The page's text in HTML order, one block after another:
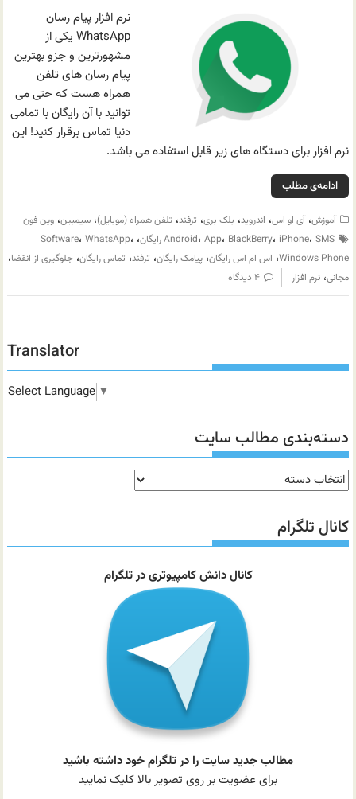
نرم افزار پیام رسان
WhatsApp یکی از
مشهورترین و جزو بهترین
پیام رسان های تلفن
همراه هست که حتی می
توانید با آن رایگان با تمامی
دنیا تماس برقرار کنید! این
نرم افزار برای دستگاه های زیر قابل استفاده می باشد.
ادامه‌ی مطلب
آموزش،آی او اس، اندروید، بلک بری، ترفند،تلفن همراه (موبایل)،سیمبین،وین فون
Android، App، BlackBerry، iPhone، SMS رایگان ، Software، WhatsApp،
Windows Phone، اس ام اس رایگان،پیامک رایگان، ترفند، تماس رایگان،جلوگیری از انقضا،
مجانی،نرم افزار ۴ دیدگاه
Translator
Select Language ▼
دسته‌بندی مطالب سایت
دسته‌بندی
مطالب
سایت
کانال تلگرام
کانال دانش کامپیوتری در تلگرام
مطالب جدید سایت را در تلگرام خود داشته باشید
برای عضویت بر روی تصویر بالا کلیک نمایید